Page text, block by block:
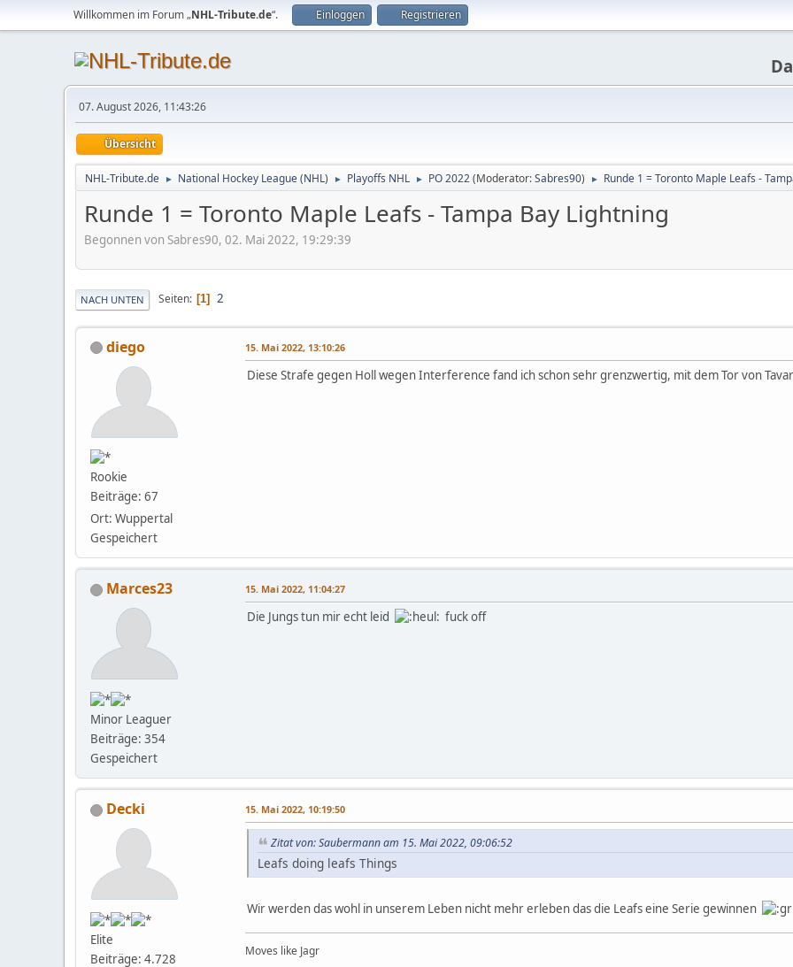
Willkommen im Forum „NHL-Tribute.de“. Einloggen Registrieren
07. August 2026, 11:43:26
Übersicht
NHL-Tribute.de ► National Hockey League (NHL) ► Playoffs NHL ► PO 2022(Moderator:Sabres90) ► Runde 1 = Toronto Maple Leafs -
Runde 1 = Toronto Maple Leafs - Tampa Bay Lightning
Begonnen von Sabres90, 02. Mai 2022, 19:29:39
NACH UNTEN Seiten 1 2
diego
Rookie
Beiträge: 67
Ort: Wuppertal
Gespeichert
15. Mai 2022, 13:10:26
Diese Strafe gegen Holl wegen Interference fand ich schon sehr grenzwertig, mit dem Tor von
Marces23
Minor Leaguer
Beiträge: 354
Gespeichert
15. Mai 2022, 11:04:27
Die Jungs tun mir echt leid fuck off
Decki
Elite
Beiträge: 4.728
15. Mai 2022, 10:19:50
Zitat von: Saubermann am 15. Mai 2022, 09:06:52
Leafs doing leafs Things
Wir werden das wohl in unserem Leben nicht mehr erleben das die Leafs eine Serie gewinnen
Moves like Jagr